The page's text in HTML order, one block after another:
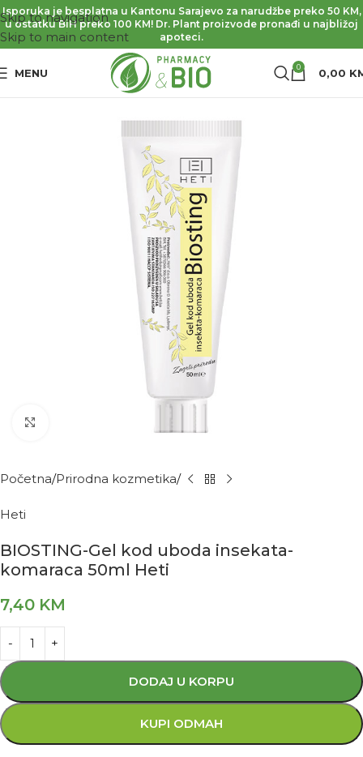
Skip to navigation
Skip to main content
Isporuka je besplatna u Kantonu Sarajevo za narudžbe preko 50 KM,
u ostatku BiH preko 100 KM! Dr. Plant proizvode pronađi u najbližoj
apoteci.
MENU 0 0,00
Početna Prirodna kozmetika
Heti
BIOSTING-Gel kod uboda insekata-
komaraca 50ml Heti
7,40 KM
DODAJ U KORPU
KUPI ODMAH